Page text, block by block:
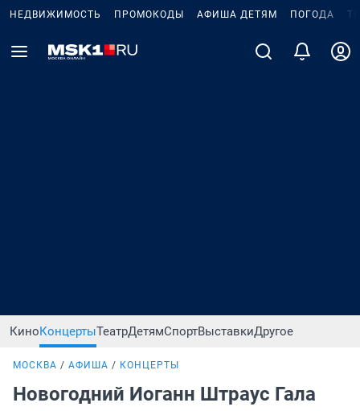
НЕДВИЖИМОСТЬ ПРОМОКОДЫ АФИША ДЕТЯМ ПОГОДА
КиноКонцертыТеатрДетямСпортВыставкиДругое
МОСКВА АФИША КОНЦЕРТЫ
Новогодний Иоганн Штраус Гала